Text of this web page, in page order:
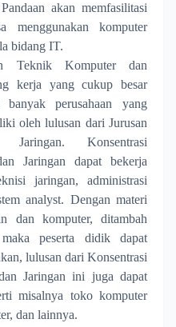
akan memfasilitasi
menggunakan komputer
bidang IT.
Teknik Komputer dan
kerja yang cukup besar
perusahaan yang
oleh lulusan dari Jurusan
Konsentrasi
Jaringan dapat bekerja
jaringan, administrasi
analyst. Dengan materi
dan komputer, ditambah
peserta didik dapat
lulusan dari Konsentrasi
Jaringan ini juga dapat
misalnya toko komputer
dan lainnya.